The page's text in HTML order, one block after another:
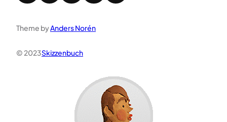
Theme byAnders Norén
© 2023Skizzenbuch